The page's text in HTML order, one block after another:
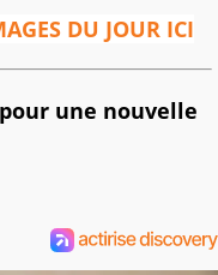
DU JOUR ICI
une nouvelle